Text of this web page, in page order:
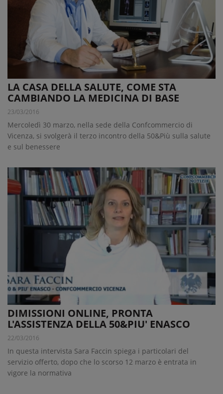
LA CASA DELLA SALUTE, COME STA
CAMBIANDO LA MEDICINA DI BASE
23/03/2016
Mercoledì 30 marzo, nella sede della Confcommercio di
Vicenza, si svolgerà il terzo incontro della 50&Più sulla salute
e sul benessere
DIMISSIONI ONLINE, PRONTA
L'ASSISTENZA DELLA 50&PIU' ENASCO
22/03/2016
In questa intervista Sara Faccin spiega i particolari del
servizio offerto, dopo che lo scorso 12 marzo è entrata in
vigore la normativa